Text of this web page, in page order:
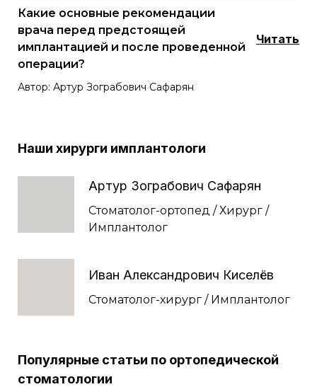
Какие основные рекомендации
врача перед предстоящей
имплантацией и после проведенной
операции?
Читать
Автор: Артур Зограбович Сафарян
Наши хирурги имплантологи
Артур Зограбович Сафарян
Стоматолог-ортопед / Хирург /
Имплантолог
Иван Александрович Киселёв
Стоматолог-хирург / Имплантолог
Популярные статьи по ортопедической
стоматологии